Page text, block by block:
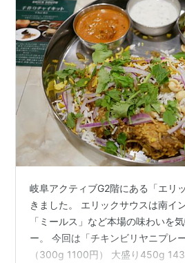
岐阜アクティブG2階にある「エリ
きました。 エリックサウスは南イ
「ミールス」など本場の味わいを
ー。 今回は「チキンビリヤニプレ
（300g 1100円） 大盛り450g